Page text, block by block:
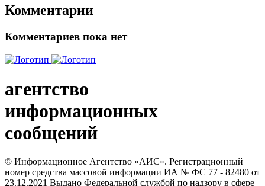
Комментарии
Комментариев пока нет
агентство
информационных
сообщений
© Информационное Агентство «АИС». Регистрационный
номер средства массовой информации ИА № ФС 77 - 82480 от
23.12.2021 Выдано Федеральной службой по надзору в сфере